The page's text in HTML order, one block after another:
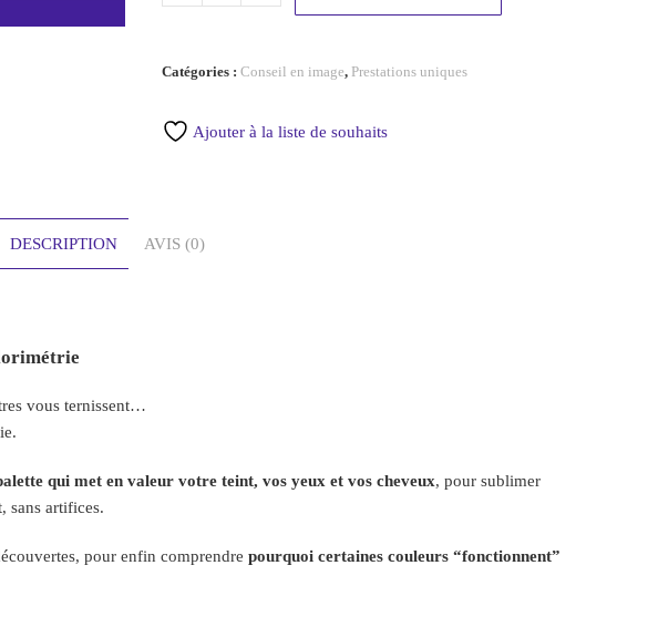
Catégories :Conseil en image, Prestations uniques
Ajouter à la liste de souhaits
DESCRIPTION AVIS (0)
vous ternissent…
qui met en valeur votre teint, vos yeux et vos cheveux, pour sublimer
sans artifices.
pour enfin comprendre pourquoi certaines couleurs “fonctionnent”